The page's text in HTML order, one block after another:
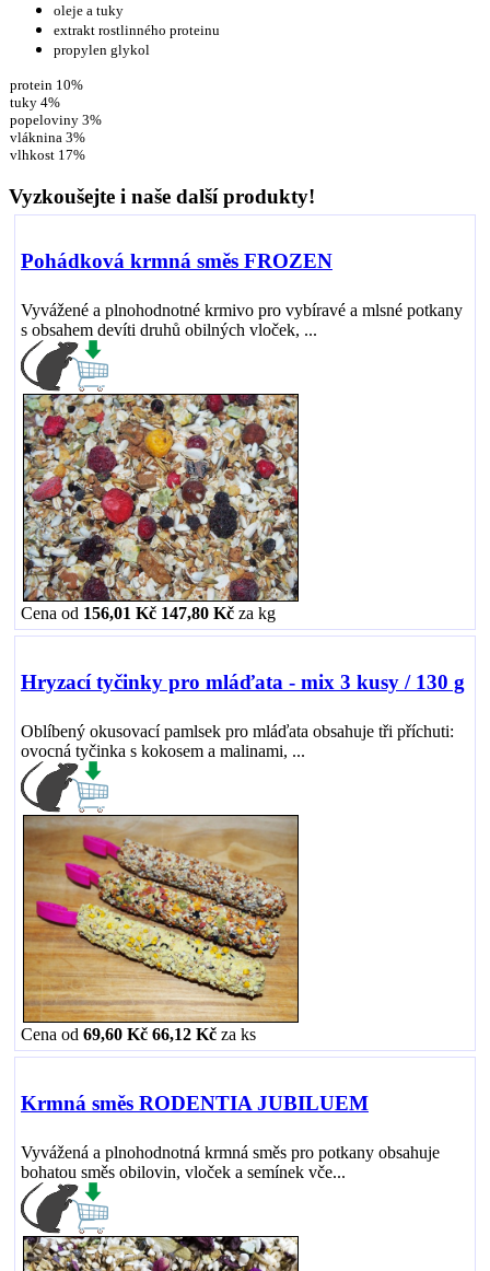
oleje a tuky
extrakt rostlinného proteinu
propylen glykol
protein 10%
tuky 4%
popeloviny 3%
vláknina 3%
vlhkost 17%
Vyzkoušejte i naše další produkty!
Pohádková krmná směs FROZEN
Vyvážené a plnohodnotné krmivo pro vybíravé a mlsné potkany
s obsahem devíti druhů obilných vloček, ...
Cena od 156,01 Kč 147,80 Kč za kg
Hryzací tyčinky pro mláďata - mix 3 kusy / 130 g
Oblíbený okusovací pamlsek pro mláďata obsahuje tři příchuti:
ovocná tyčinka s kokosem a malinami, ...
Cena od 69,60 Kč 66,12 Kč za ks
Krmná směs RODENTIA JUBILUEM
Vyvážená a plnohodnotná krmná směs pro potkany obsahuje
bohatou směs obilovin, vloček a semínek vče...